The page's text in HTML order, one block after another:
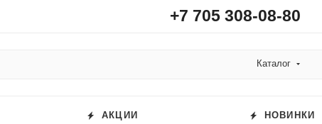
+7 705 308-08-80
Каталог
АКЦИИ НОВИНКИ